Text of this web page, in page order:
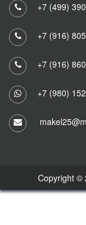
+7 (499)
+7 (916)
+7 (916)
+7 (980)
Copyright ©